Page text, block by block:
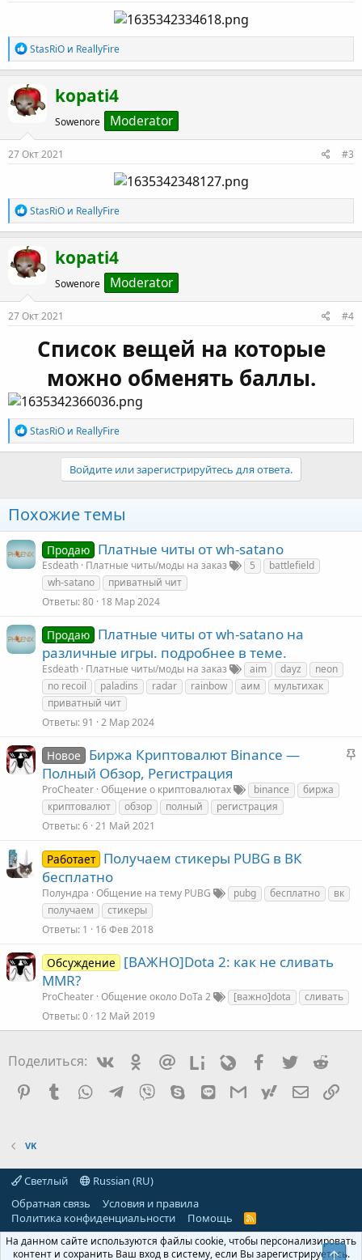
Р
е
а
к
ц
и
:
StasRiO и ReallyFire
kopati4
Sowenore Moderator
27 Окт 2021 #3
Р
е
а
к
ц
и
:
StasRiO и ReallyFire
kopati4
Sowenore Moderator
27 Окт 2021 #4
Список вещей на которые
можно обменять баллы.
Р
е
а
:
StasRiO и ReallyFire
Войдите или зарегистрируйтесь для ответа.
Похожие темы
Продаю Платные читы от wh-satano
Esdeath Платные читы/моды на заказ 5
battlefield
wh-satano
приватный чит
Ответы 80 18 Мар 2024
Продаю Платные читы от wh-satano на
различные игры. подробнее в теме.
Esdeath Платные читы/моды на заказ aim dayz
neon
no recoil
paladins radar rainbow аим
мультихак
приватный чит
Ответы 91 2 Мар 2024
З
Новое
Биржа Криптовалют Binance —
Полный Обзор, Регистрация
ProCheater Общение о криптовалютах binance
биржа
криптовалют
обзор полный
регистрация
Ответы 6 21 Май 2021
Работает Получаем стикеры PUBG в ВК
бесплатно
Полундра Общение на тему PUBG pubg бесплатно
вк
получаем
стикеры
Ответы 1 16 Фев 2018
Обсуждение
[ВАЖНО]Dota 2: как не сливать
MMR?
ProCheater Общение около DoTa 2 [важно]dota
сливать
Ответы 0 12 Май 2019
Поделиться: VkontakteOdnoklassniki
Mail.ruLiveinternetLivejournalFacebook
Twitter
Pinterest
Tumblr WhatsAppTelegram
Viber Skype LineGmailyahoomail
VK
Светлый
Russian (RU)
Обратная связь
Условия и правила
Политика конфиденциальности
Помощь
R
S
На данном сайте используются файлы cookie, чтобы персонализировать
контент и сохранить Ваш вход в систему, если Вы зарегистрируетесь.